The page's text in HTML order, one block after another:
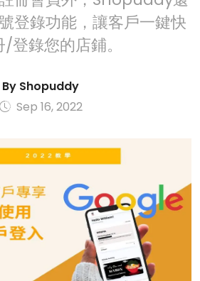
登錄功能，讓客戶一鍵快
登錄您的店鋪。
By Shopuddy
Sep 16, 2022